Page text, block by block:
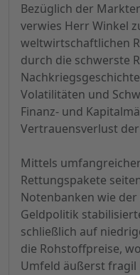
Bezüglich der
verwies Herr Winkel
weltwirtschaftlichen
durch die schwerste
Volatilitäten und
Finanz- und
Vertrauensverlust
Mittels
Rettungspakete
Notenbanken wie
Geldpolitik
schließlich auf
die Rohstoffpreise,
Umfeld äußerst fragil